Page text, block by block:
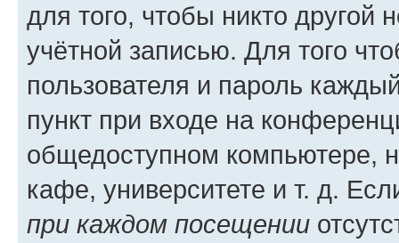
для того, чтобы никто другой
учётной записью. Для того
пользователя и пароль
пункт при входе на
общедоступном компьютере,
кафе, университете и т. д.
при каждом посещении